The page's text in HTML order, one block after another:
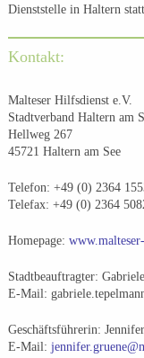
Dienststelle in Haltern statt.
Kontakt:
Malteser Hilfsdienst e.V.
Stadtverband Haltern am
Hellweg 267
45721 Haltern am See
Telefon: +49 (0) 2364
Telefax: +49 (0) 2364
Homepage:
Stadtbeauftragter:
E-Mail:
Geschäftsführerin:
E-Mail: